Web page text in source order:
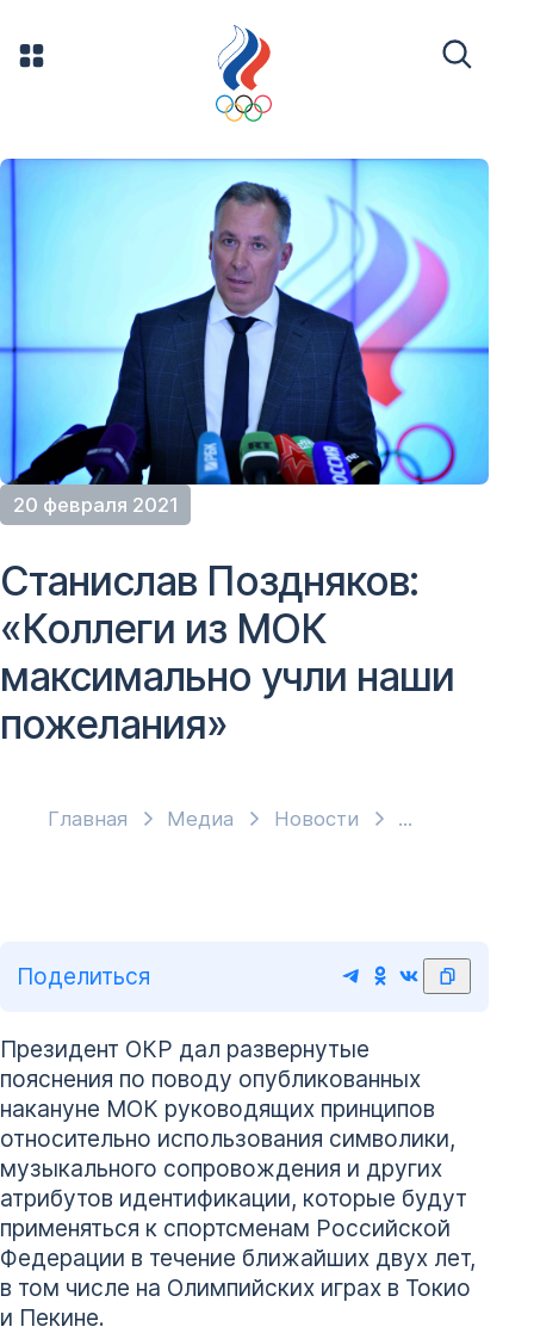
20 февраля 2021
Главная Медиа Новости
Станислав Поздняков:
«Коллеги из МОК
максимально учли наши
пожелания»
Поделиться
Президент ОКР дал развернутые
пояснения по поводу опубликованных
накануне МОК руководящих принципов
относительно использования символики,
музыкального сопровождения и других
атрибутов идентификации, которые будут
применяться к спортсменам Российской
Федерации в течение ближайших двух лет,
в том числе на Олимпийских играх в Токио
и Пекине.